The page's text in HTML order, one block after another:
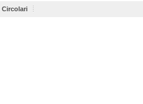
Circolari